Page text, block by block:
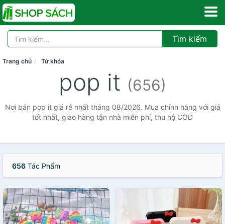
Tìm kiếm
Trang chủ Từ khóa
pop it (656)
Nơi bán pop it giá rẻ nhất tháng 08/2026. Mua chính hãng với giá
tốt nhất, giao hàng tận nhà miễn phí, thu hộ COD
656 Tác Phẩm